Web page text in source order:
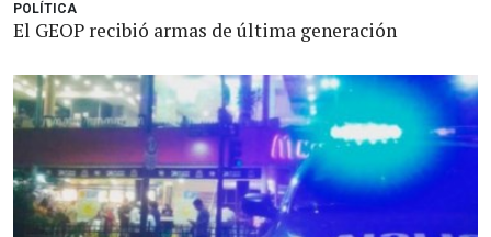
POLÍTICA
El GEOP recibió armas de última generación